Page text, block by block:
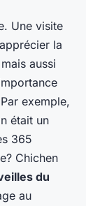
Une visite
la
aussi
exemple,
était un
365
Chichen
du
au